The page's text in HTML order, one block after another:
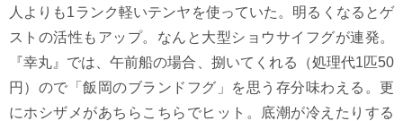
人よりも1ランク軽いテンヤを使っていた。明るくなるとゲ
ストの活性もアップ。なんと大型ショウサイフグが連発。
『幸丸』では、午前船の場合、捌いてくれる（処理代1匹50
円）ので「飯岡のブランドフグ」を思う存分味わえる。更
にホシザメがあちらこちらでヒット。底潮が冷えたりする